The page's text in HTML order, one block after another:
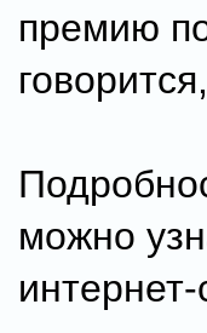
премию
можно